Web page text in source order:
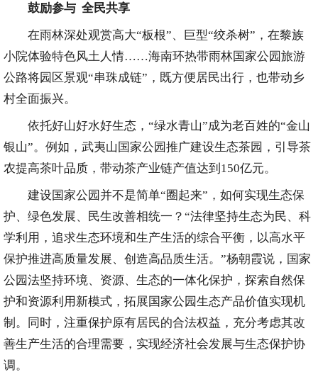
鼓励参与 全民共享
在雨林深处观赏高大“板根”、巨型“绞杀树”，在黎族
小院体验特色风土人情……海南环热带雨林国家公园旅游
公路将园区景观“串珠成链”，既方便居民出行，也带动乡
村全面振兴。
依托好山好水好生态，“绿水青山”成为老百姓的“金山
银山”。例如，武夷山国家公园推广建设生态茶园，引导茶
农提高茶叶品质，带动茶产业链产值达到150亿元。
建设国家公园并不是简单“圈起来”，如何实现生态保
护、绿色发展、民生改善相统一？“法律坚持生态为民、科
学利用，追求生态环境和生产生活的综合平衡，以高水平
保护推进高质量发展、创造高品质生活。”杨朝霞说，国家
公园法坚持环境、资源、生态的一体化保护，探索自然保
护和资源利用新模式，拓展国家公园生态产品价值实现机
制。同时，注重保护原有居民的合法权益，充分考虑其改
善生产生活的合理需要，实现经济社会发展与生态保护协
调。